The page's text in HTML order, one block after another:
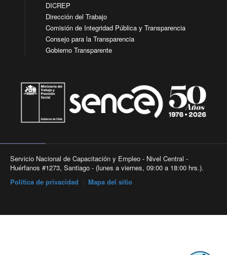
DICREP
Dirección del Trabajo
Comisión de Integridad Pública y Transparencia
Consejo para la Transparencia
Gobierno Transparente
Servicio Nacional de Capacitación y Empleo - Nivel Central -
Huérfanos #1273, Santiago - (lunes a viernes, 09:00 a 18:00 hrs.).
Política de privacidad
Mapa del sitio